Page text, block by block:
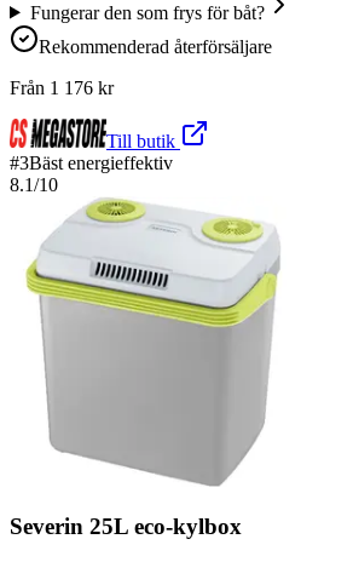
Fungerar den som frys för båt?
Rekommenderad återförsäljare
Från 1 176 kr
Till butik
#3Bäst energieffektiv
8.1/10
Severin 25L eco-kylbox